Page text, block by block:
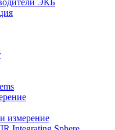
ЭКБ
измерение